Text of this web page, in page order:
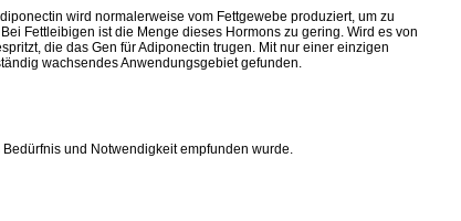
wird normalerweise vom Fettgewebe produziert, um zu
Fettleibigen ist die Menge dieses Hormons zu gering. Wird es von
die das Gen für Adiponectin trugen. Mit nur einer einzigen
wachsendes Anwendungsgebiet gefunden.
und Notwendigkeit empfunden wurde.